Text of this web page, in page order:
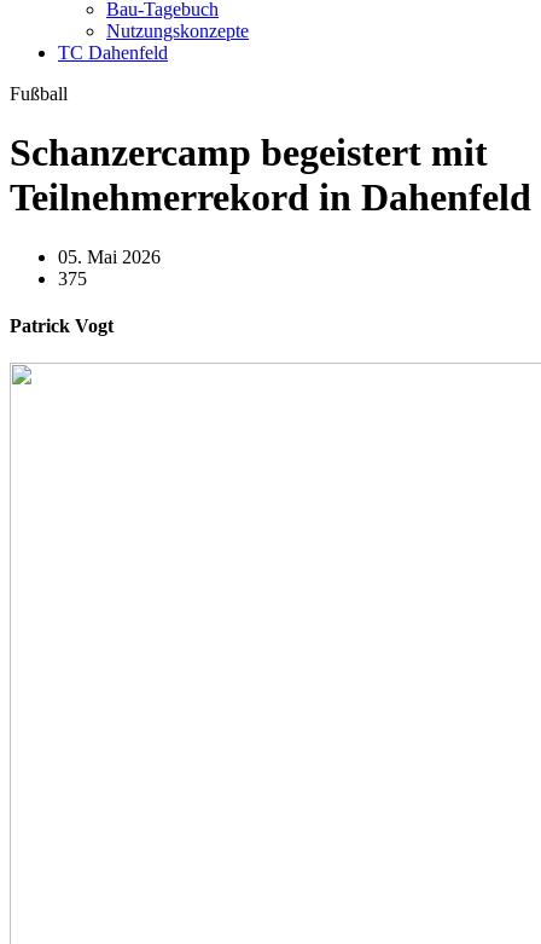
Bau-Tagebuch
Nutzungskonzepte
TC Dahenfeld
Fußball
Schanzercamp begeistert mit
Teilnehmerrekord in Dahenfeld
05. Mai 2026
375
Patrick Vogt